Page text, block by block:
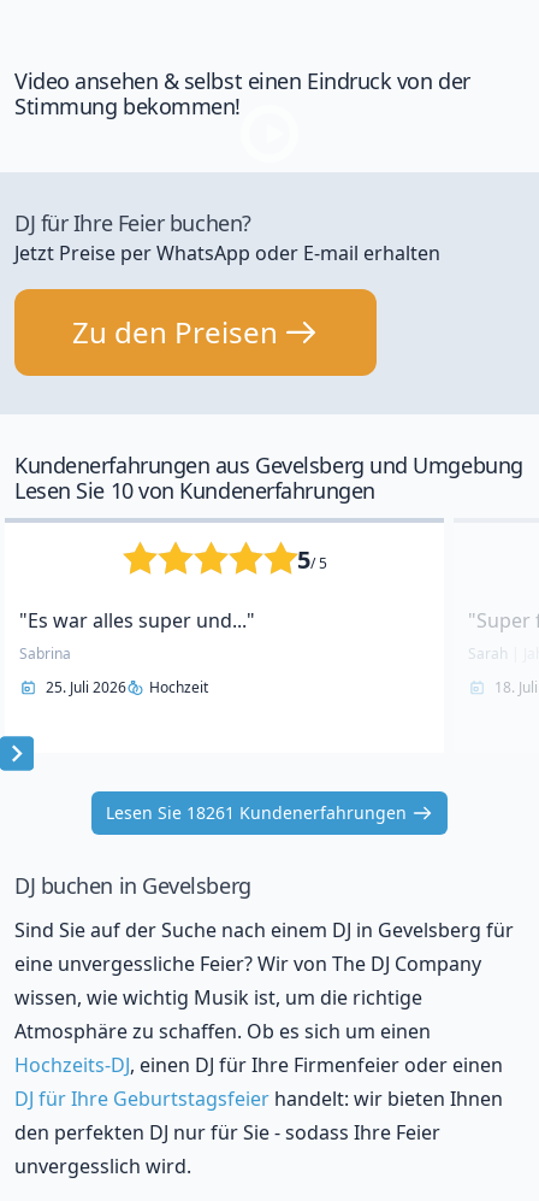
Video ansehen & selbst einen Eindruck von der
Stimmung bekommen!
DJ für Ihre Feier buchen?
Jetzt Preise per WhatsApp oder E-mail erhalten
Zu den Preisen
Kundenerfahrungen aus Gevelsberg und Umgebung
Lesen Sie 10 von Kundenerfahrungen
5/ 5
"Es war alles super und..."
Sabrina
25. Juli 2026
Hochzeit
"Super
Sarah
18.
Item
Lesen Sie 18261 Kundenerfahrungen
DJ buchen in Gevelsberg
Sind Sie auf der Suche nach einem DJ in Gevelsberg für
eine unvergessliche Feier? Wir von The DJ Company
wissen, wie wichtig Musik ist, um die richtige
Atmosphäre zu schaffen. Ob es sich um einen
Hochzeits-DJ, einen DJ für Ihre Firmenfeier oder einen
DJ für Ihre Geburtstagsfeier handelt: wir bieten Ihnen
den perfekten DJ nur für Sie - sodass Ihre Feier
unvergesslich wird.